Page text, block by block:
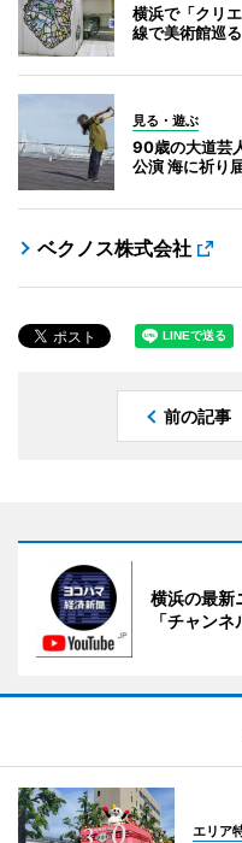
横浜で「クリ
線で美術館巡る
見る・遊ぶ
90歳の大道芸
公演 海に祈り
ベクノス株式会社
前の記事
横浜の最新
「チャン
エリア